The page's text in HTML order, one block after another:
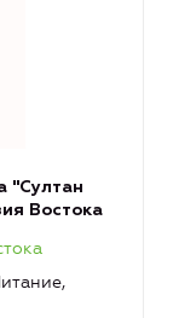
"Султан
Востока